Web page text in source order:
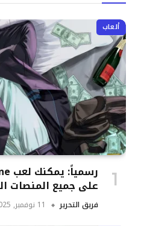
ألعاب
على جميع المنصات
فريق التحرير 11 نوفمبر, 2025